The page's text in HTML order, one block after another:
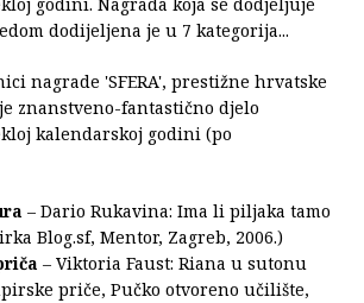
dodijeljena je u 7 kategorija...
nagrade 'SFERA', prestižne hrvatske
znanstveno-fantastično djelo
kalendarskoj godini (po
– Dario Rukavina: Ima li piljaka tamo
Blog.sf, Mentor, Zagreb, 2006.)
– Viktoria Faust: Riana u sutonu
priče, Pučko otvoreno učilište,